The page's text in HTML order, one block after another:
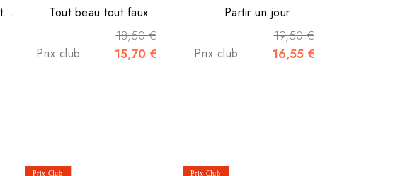
La Saga des désobéissantes... Tout beau tout faux
18,50 €
Prix club : 15,70 €
Partir un jour
19,50 €
Prix club : 16,55 €